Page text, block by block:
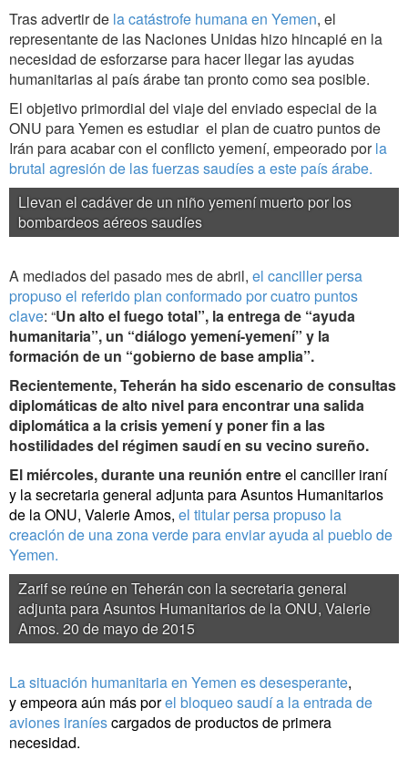
Tras advertir de la catástrofe humana en Yemen, el
representante de las Naciones Unidas hizo hincapié en la
necesidad de esforzarse para hacer llegar las ayudas
humanitarias al país árabe tan pronto como sea posible.
El objetivo primordial del viaje del enviado especial de la
ONU para Yemen es estudiar el plan de cuatro puntos de
Irán para acabar con el conflicto yemení, empeorado porla
brutal agresión de las fuerzas saudíes a este país árabe.
Llevan el cadáver de un niño yemení muerto por los
bombardeos aéreos saudíes
A mediados del pasado mes de abril, el canciller persa
propuso el referido plan conformado por cuatro puntos
clave: “Un alto el fuego total”, la entrega de “ayuda
humanitaria”, un “diálogo yemení-yemení” y la
formación de un “gobierno de base amplia”.
Recientemente, Teherán ha sido escenario de consultas
diplomáticas de alto nivel para encontrar una salida
diplomática a la crisis yemení y poner fin a las
hostilidades del régimen saudí en su vecino sureño.
El miércoles, durante una reunión entreel canciller iraní
y la secretaria general adjunta para Asuntos Humanitarios
de la ONU, Valerie Amos, el titular persa propuso la
creación de una zona verde para enviar ayuda al pueblo de
Yemen.
Zarif se reúne en Teherán con la secretaria general
adjunta para Asuntos Humanitarios de la ONU, Valerie
Amos. 20 de mayo de 2015
La situación humanitaria en Yemen es desesperante,
y empeora aún más porel bloqueo saudí a la entrada de
aviones iraníescargados de productos de primera
necesidad.